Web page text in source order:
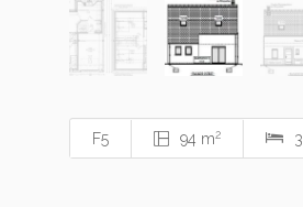
F5 94 m2 3